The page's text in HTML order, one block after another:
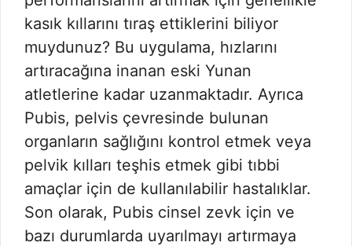
kasık kıllarını tıraş ettiklerini biliyor
muydunuz? Bu uygulama, hızlarını
artıracağına inanan eski Yunan
atletlerine kadar uzanmaktadır. Ayrıca
Pubis, pelvis çevresinde bulunan
organların sağlığını kontrol etmek veya
pelvik kılları teşhis etmek gibi tıbbi
amaçlar için de kullanılabilir hastalıklar.
Son olarak, Pubis cinsel zevk için ve
bazı durumlarda uyarılmayı artırmaya